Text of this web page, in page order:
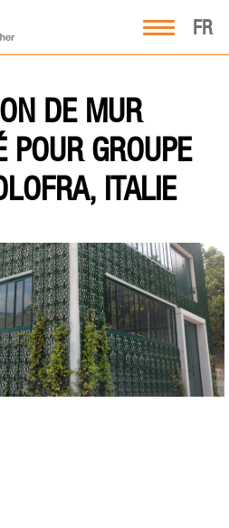
FR
DE MUR
POUR GROUPE
ITALIE